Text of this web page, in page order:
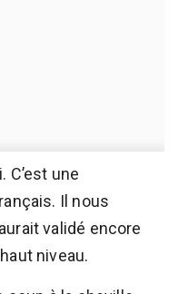
C’est une
Il nous
validé encore
niveau.